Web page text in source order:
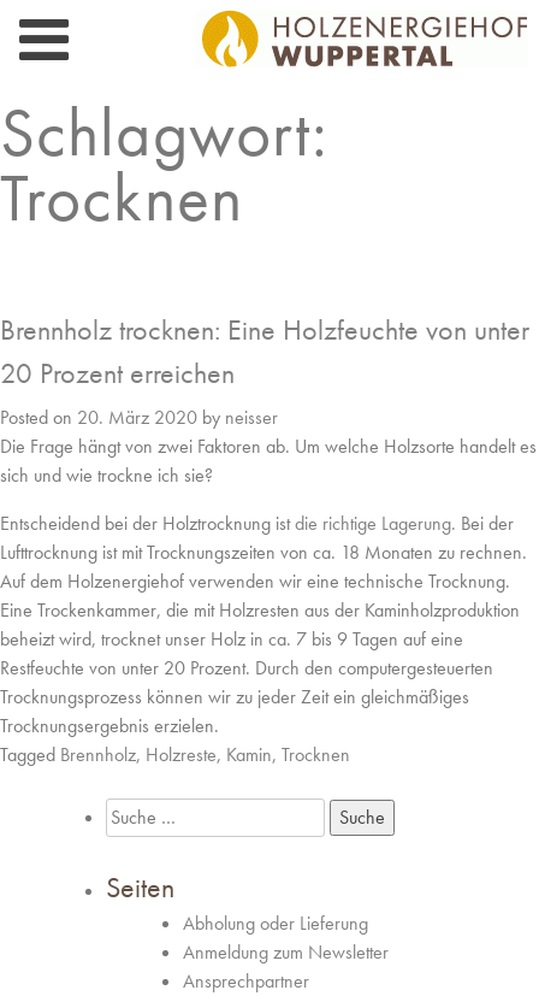
Schlagwort:
Trocknen
Brennholz trocknen: Eine Holzfeuchte von unter
20 Prozent erreichen
Posted on 20. März 2020 by neisser
Die Frage hängt von zwei Faktoren ab. Um welche Holzsorte handelt es
sich und wie trockne ich sie?
Entscheidend bei der Holztrocknung istdie richtige Lagerung. Bei der
Lufttrocknung ist mit Trocknungszeiten von ca. 18 Monaten zu rechnen.
Auf dem Holzenergiehof verwenden wir eine technische Trocknung.
Eine Trockenkammer, die mit Holzresten aus der Kaminholzproduktion
beheizt wird, trocknet unser Holz in ca. 7 bis 9 Tagen auf eine
Restfeuchte von unter 20 Prozent. Durch den computergesteuerten
Trocknungsprozess können wir zu jeder Zeit ein gleichmäßiges
Trocknungsergebnis erzielen.
Tagged Brennholz, Holzreste, Kamin, Trocknen
Suche
nach:
Seiten
Abholung oder Lieferung
Anmeldung zum Newsletter
Ansprechpartner